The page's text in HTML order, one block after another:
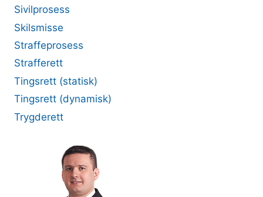
Sivilprosess
Skilsmisse
Straffeprosess
Strafferett
Tingsrett (statisk)
Tingsrett (dynamisk)
Trygderett